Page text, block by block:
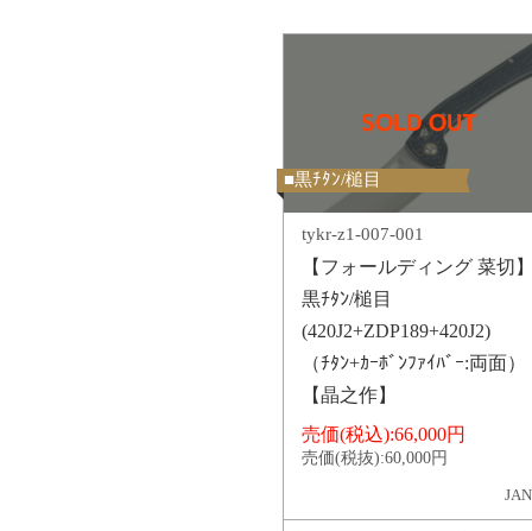
■黒ﾁﾀﾝ/槌目
tykr-z1-007-001
【フォールディング 菜切
黒ﾁﾀﾝ/槌目
(420J2+ZDP189+420J2)
（ﾁﾀﾝ+ｶｰﾎﾞﾝﾌｧｲﾊﾞｰ:両面）
【晶之作】
売価(税込):66,000円
売価(税抜):60,000円